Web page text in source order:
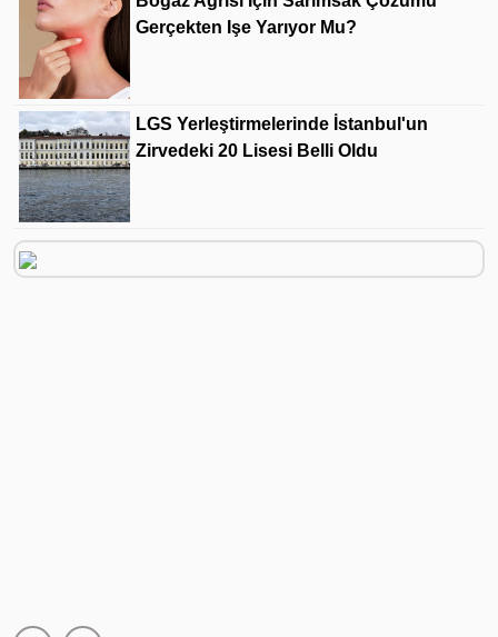
Gerçekten Işe Yarıyor Mu?
LGS Yerleştirmelerinde İstanbul'un
Zirvedeki 20 Lisesi Belli Oldu